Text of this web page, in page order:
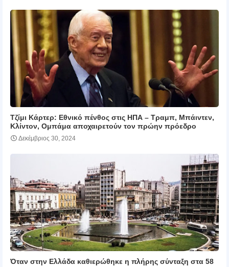
Τζίμι Κάρτερ: Εθνικό πένθος στις ΗΠΑ – Τραμπ, Μπάιντεν,
Κλίντον, Ομπάμα αποχαιρετούν τον πρώην πρόεδρο
Δεκέμβριος 30, 2024
Όταν στην Ελλάδα καθιερώθηκε η πλήρης σύνταξη στα 58